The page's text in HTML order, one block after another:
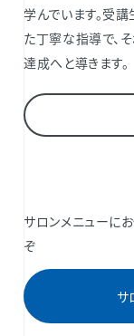
学んでいます。受
た丁寧な指導で、
達成へと導きます。
サロンメニューに
ぞ
サ